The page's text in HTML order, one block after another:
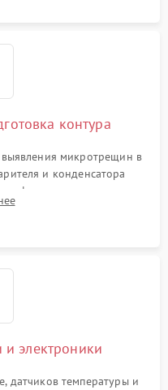
контура
микротрещин в
и конденсатора
фильтра-осушителя и
устранения засоров.
и электроники
датчиков температуры и